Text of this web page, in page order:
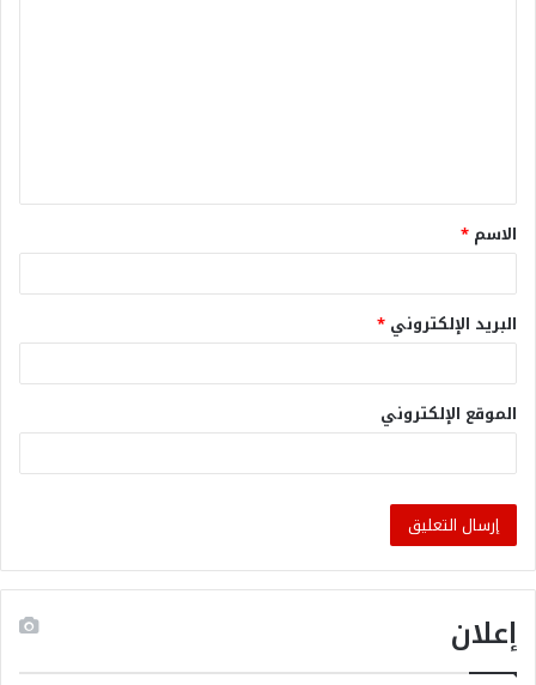
الاسم *
البريد الإلكتروني *
الموقع الإلكتروني
إعلان